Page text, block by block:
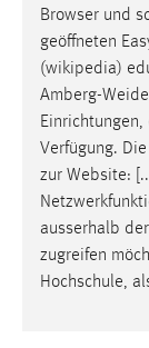
Browser und
geöffneten
(wikipedia)
Amberg-
Einrichtungen,
Verfügung.
zur Website:
ausserhalb
zugreifen
Hochschule,
Zweck:
Cookie
3 Monate
Name:
_fbp